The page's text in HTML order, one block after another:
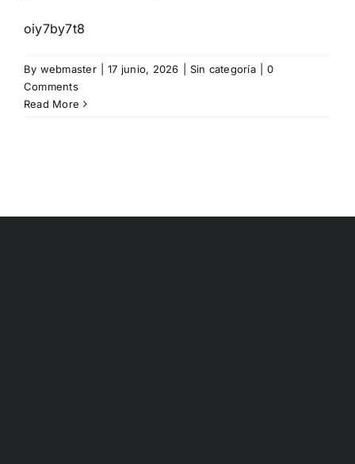
oiy7by7t8
By webmaster 17 junio, 2026 Sin categoría
0
Comments
Read More